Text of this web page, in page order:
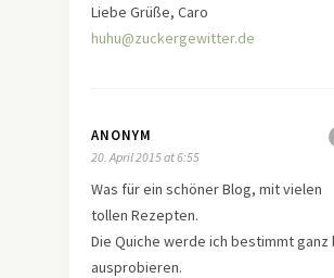
Liebe Grüße, Caro
huhu@zuckergewitter.de
ANONYM
20. April 2015 at 6:55
Was für ein schöner Blog, mit vielen
tollen Rezepten.
Die Quiche werde ich bestimmt ganz
ausprobieren.